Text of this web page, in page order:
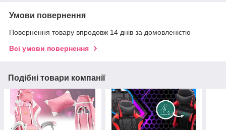
Умови повернення
Повернення товару впродовж 14 днів за домовленістю
Всі умови повернення
Подібні товари компанії